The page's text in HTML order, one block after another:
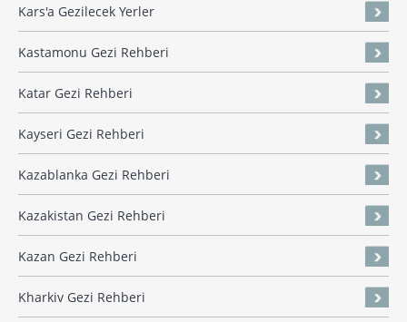
Kars'a Gezilecek Yerler
Kastamonu Gezi Rehberi
Katar Gezi Rehberi
Kayseri Gezi Rehberi
Kazablanka Gezi Rehberi
Kazakistan Gezi Rehberi
Kazan Gezi Rehberi
Kharkiv Gezi Rehberi